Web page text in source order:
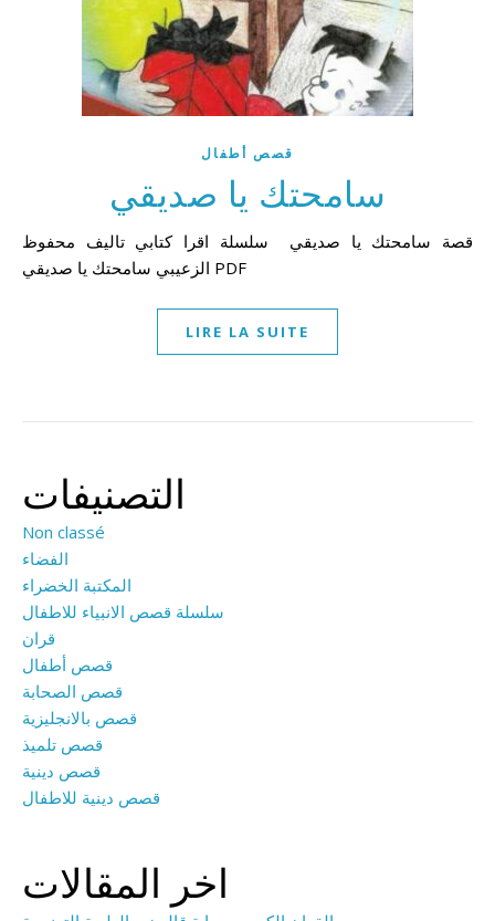
قصص أطفال
سامحتك يا صديقي
قصة سامحتك يا صديقي سلسلة اقرا كتابي تاليف محفوظ
الزعيبي سامحتك يا صديقي PDF
LIRE LA SUITE
التصنيفات
Non classé
الفضاء
المكتبة الخضراء
سلسلة قصص الانبياء للاطفال
قران
قصص أطفال
قصص الصحابة
قصص بالانجليزية
قصص تلميذ
قصص دينية
قصص دينية للاطفال
اخر المقالات